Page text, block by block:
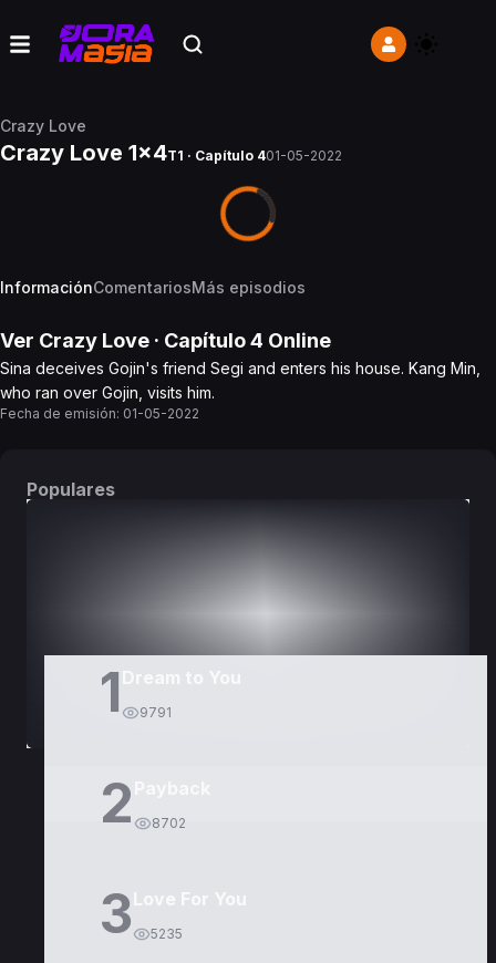
Crazy Love
Crazy Love 1x4T1 · Capítulo 401-05-2022
InformaciónComentariosMás episodios
Ver Crazy Love · Capítulo4 Online
Sina deceives Gojin's friend Segi and enters his house. Kang Min,
who ran over Gojin, visits him.
Fecha de emisión: 01-05-2022
Populares
1 9791
2 8702
3Love For You
5235